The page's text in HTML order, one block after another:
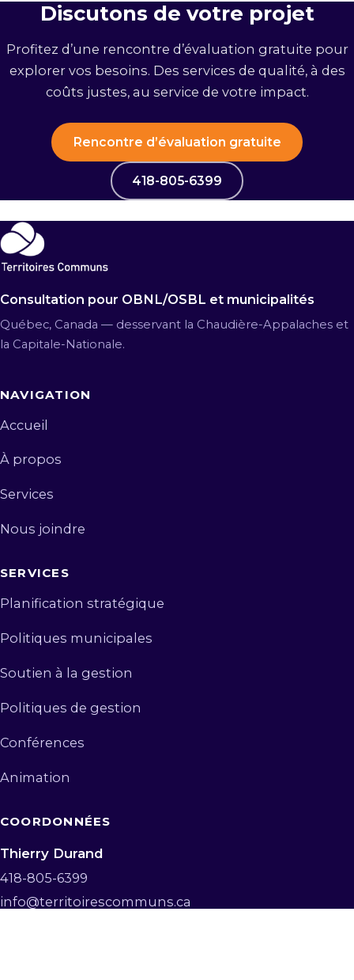
Discutons de votre projet
Profitez d’une rencontre d’évaluation gratuite pour
explorer vos besoins. Des services de qualité, à des
coûts justes, au service de votre impact.
Rencontre d’évaluation gratuite
418-805-6399
Consultation pour OBNL/OSBL et municipalités
Québec, Canada — desservant la Chaudière-Appalaches et
la Capitale-Nationale.
NAVIGATION
Accueil
À propos
Services
Nous joindre
SERVICES
Planification stratégique
Politiques municipales
Soutien à la gestion
Politiques de gestion
Conférences
Animation
COORDONNÉES
Thierry Durand
418-805-6399
info@territoirescommuns.ca